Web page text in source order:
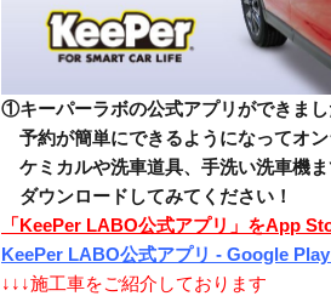
①キーパーラボの公式アプリができまし
予約が簡単にできるようになってオ
ケミカルや洗車道具、手洗い洗車機ま
ダウンロードしてみてください！
「KeePer LABO公式アプリ」をApp
KeePer LABO公式アプリ - Google Play
↓↓↓施工車をご紹介しております